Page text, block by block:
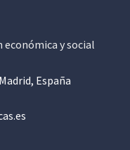
y social
España